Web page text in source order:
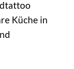
Küche in